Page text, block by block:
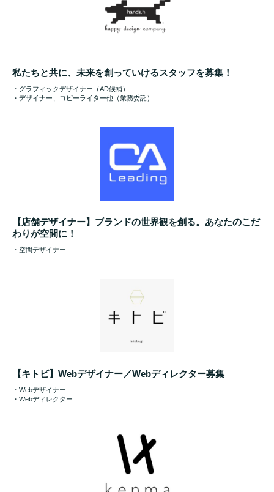
私たちと共に、未来を創っていけるスタッフを募集！
・グラフィックデザイナー（AD候補）
・デザイナー、コピーライター他（業務委託）
【店舗デザイナー】ブランドの世界観を創る。あなたのこだ
わりが空間に！
・空間デザイナー
【キトビ】Webデザイナー／Webディレクター募集
・Webデザイナー
・Webディレクター